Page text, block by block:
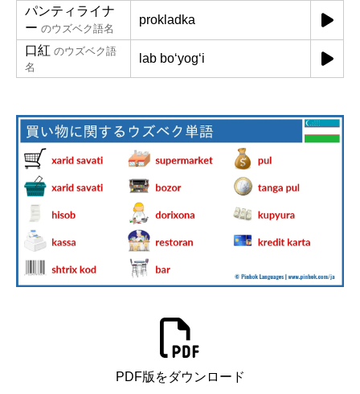
パンティライナ
ー のウズベク語名
prokladka
口紅 のウズベク語
名
lab boʻyogʻi
PDF版をダウンロード